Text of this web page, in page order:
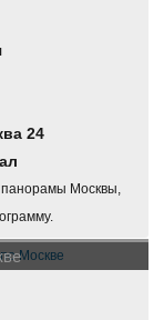
24
Москвы,